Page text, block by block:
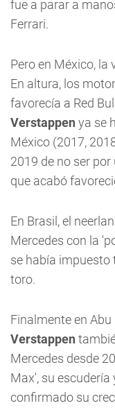
fue a parar a
Ferrari.
Pero en México, la
En altura, los
favorecía a Red
Verstappen ya se
México (2017,
2019 de no ser
que acabó
En Brasil, el
Mercedes con la
se había impuesto
toro.
Finalmente en Abu
Verstappen
Mercedes desde
Max', su
confirmado su